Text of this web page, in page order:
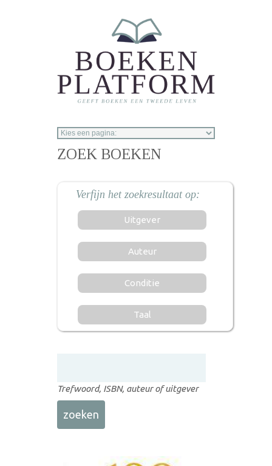
ZOEK BOEKEN
Uitgever
Auteur
Conditie
Taal
Trefwoord, ISBN, auteur of uitgever